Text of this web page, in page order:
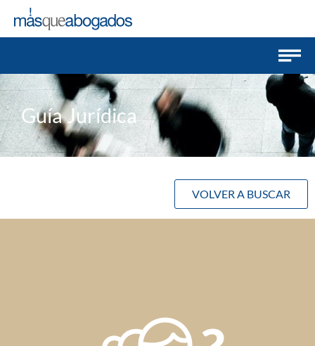
Guía Jurídica
VOLVER A BUSCAR